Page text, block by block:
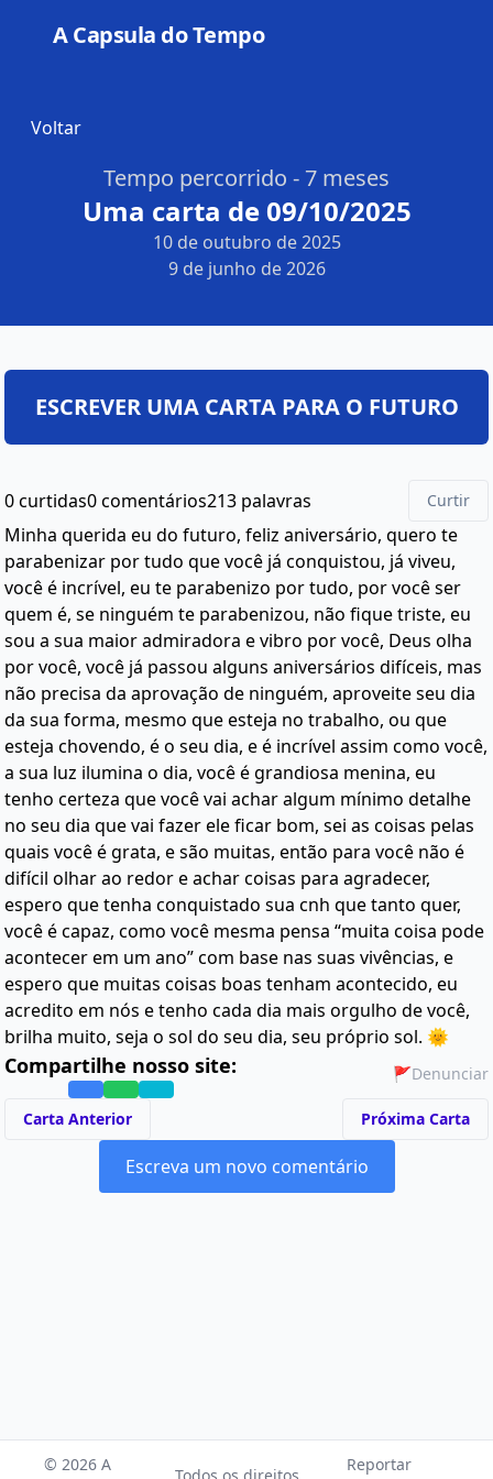
A Capsula do Tempo
Voltar
Tempo percorrido - 7 meses
Uma carta de 09/10/2025
10 de outubro de 2025
9 de junho de 2026
0 curtidas0 comentários213 palavras Curtir
Minha querida eu do futuro, feliz aniversário, quero te
parabenizar por tudo que você já conquistou, já viveu,
você é incrível, eu te parabenizo por tudo, por você ser
quem é, se ninguém te parabenizou, não fique triste, eu
sou a sua maior admiradora e vibro por você, Deus olha
por você, você já passou alguns aniversários difíceis, mas
não precisa da aprovação de ninguém, aproveite seu dia
da sua forma, mesmo que esteja no trabalho, ou que
esteja chovendo, é o seu dia, e é incrível assim como você,
a sua luz ilumina o dia, você é grandiosa menina, eu
tenho certeza que você vai achar algum mínimo detalhe
no seu dia que vai fazer ele ficar bom, sei as coisas pelas
quais você é grata, e são muitas, então para você não é
difícil olhar ao redor e achar coisas para agradecer,
espero que tenha conquistado sua cnh que tanto quer,
você é capaz, como você mesma pensa “muita coisa pode
acontecer em um ano” com base nas suas vivências, e
espero que muitas coisas boas tenham acontecido, eu
acredito em nós e tenho cada dia mais orgulho de você,
brilha muito, seja o sol do seu dia, seu próprio sol. 🌞
Compartilhe nosso site: 🚩Denunciar
Carta Anterior Próxima Carta
Escreva um novo comentário
ESCREVER UMA CARTA PARA O FUTURO
© 2026 A
Reportar